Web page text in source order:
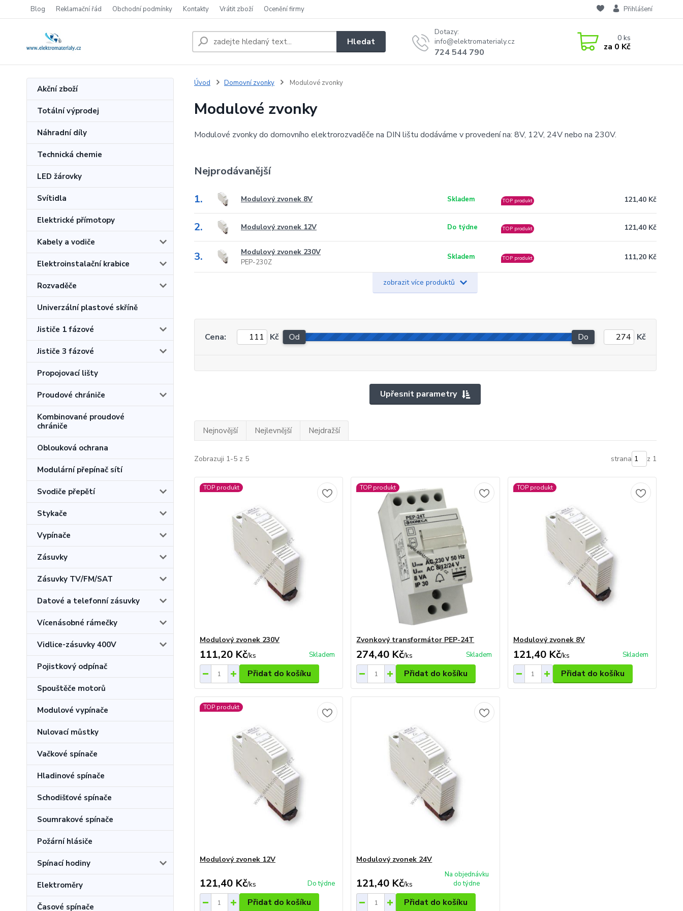
Blog Reklamační řád Obchodní podmínky Kontakty Vrátit zboží Ocenění firmy Přihlášení
Hledat
Dotazy:
info@elektromaterialy.cz
724 544 790
0ks
za 0 Kč
Akční zboží
Totální výprodej
Náhradní díly
Technická chemie
LED žárovky
Svítidla
Elektrické přímotopy
Kabely a vodiče
Elektroinstalační krabice
Rozvaděče
Univerzální plastové skříně
Jističe 1 fázové
Jističe 3 fázové
Propojovací lišty
Proudové chrániče
Kombinované proudové
chrániče
Oblouková ochrana
Modulární přepínač sítí
Svodiče přepětí
Stykače
Vypínače
Zásuvky
Zásuvky TV/FM/SAT
Datové a telefonní zásuvky
Vícenásobné rámečky
Vidlice-zásuvky 400V
Pojistkový odpínač
Spouštěče motorů
Modulové vypínače
Nulovací můstky
Vačkové spínače
Hladinové spínače
Schodišťové spínače
Soumrakové spínače
Požární hlásiče
Spínací hodiny
Elektroměry
Časové spínače
Úvod Domovní zvonky Modulové zvonky
Modulové zvonky
Modulové zvonky do domovního elektrorozvaděče na DIN lištu dodáváme v provedení na: 8V, 12V, 24V nebo na 230V.
Nejprodávanější
1. Modulový zvonek 8V Skladem TOP produkt 121,40 Kč
2. Modulový zvonek 12V Do týdne TOP produkt 121,40 Kč
3. Modulový zvonek 230V
PEP-230Z
Skladem TOP produkt 111,20 Kč
zobrazit více produktů
Upřesnit parametry
Cena: Kč Od Do Kč
Nejnovější Nejlevnější Nejdražší
Zobrazuji 1-5 z 5 strana z 1
TOP produkt
Modulový zvonek 230V
111,20 Kč/ks Skladem
Přidat do košíku
TOP produkt
Zvonkový transformátor PEP-24T
274,40 Kč/ks Skladem
Přidat do košíku
TOP produkt
Modulový zvonek 8V
121,40 Kč/ks Skladem
Přidat do košíku
TOP produkt
Modulový zvonek 12V
121,40 Kč/ks Do týdne
Přidat do košíku
Modulový zvonek 24V
121,40 Kč/ks
Na objednávku
do týdne
Přidat do košíku